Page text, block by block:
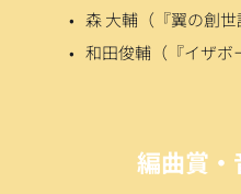
森 大輔（『翼の創
和田俊輔（『イザボ
編曲賞